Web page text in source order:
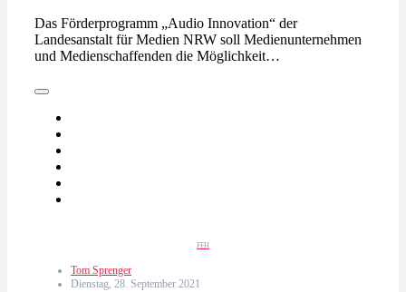
Das Förderprogramm „Audio Innovation“ der
Landesanstalt für Medien NRW soll Medienunternehmen
und Medienschaffenden die Möglichkeit…
FFH
Tom Sprenger
Dienstag, 28. September 2021